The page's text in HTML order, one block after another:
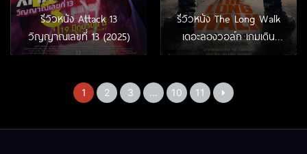
รีวิวหนัง Attack 13
วิญญาณเลขที่ 13 (2025)
รีวิวหนัง The Long Walk
เดอะลองวอล์ก เกมเดิน
มรณะ (2025)
1 2 3 … 10 11